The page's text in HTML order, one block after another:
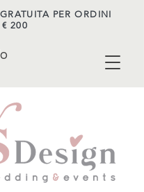
PER ORDINI
€ 200